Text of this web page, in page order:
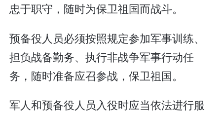
忠于职守，随时为保卫祖国而战斗。
预备役人员必须按照规定参加军事训练、
担负战备勤务、执行非战争军事行动任
务，随时准备应召参战，保卫祖国。
军人和预备役人员入役时应当依法进行服